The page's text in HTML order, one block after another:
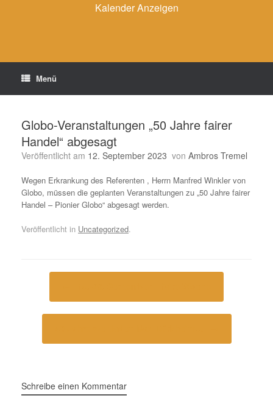
Kalender Anzeigen
Menü
Globo-Veranstaltungen „50 Jahre fairer
Handel“ abgesagt
Veröffentlicht am 12. September 2023 von Ambros Tremel
Wegen Erkrankung des Referenten , Herrn Manfred Winkler von
Globo, müssen die geplanten Veranstaltungen zu „50 Jahre fairer
Handel – Pionier Globo“ abgesagt werden.
Veröffentlicht in Uncategorized.
Schreibe einen Kommentar